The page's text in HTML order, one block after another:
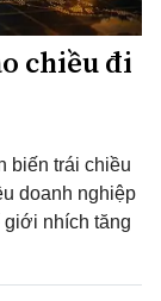
chiều đi
biến trái chiều
doanh nghiệp
giới nhích tăng